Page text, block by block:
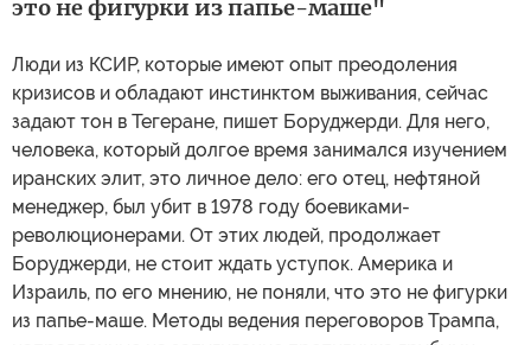
это не фигурки из папье-маше"
Люди из КСИР, которые имеют опыт преодоления
кризисов и обладают инстинктом выживания, сейчас
задают тон в Тегеране, пишет Боруджерди. Для него,
человека, который долгое время занимался изучением
иранских элит, это личное дело: его отец, нефтяной
менеджер, был убит в 1978 году боевиками-
революционерами. От этих людей, продолжает
Боруджерди, не стоит ждать уступок. Америка и
Израиль, по его мнению, не поняли, что это не фигурки
из папье-маше. Методы ведения переговоров Трампа,